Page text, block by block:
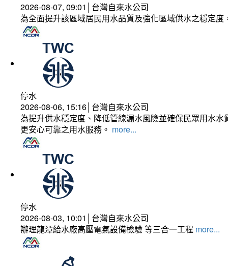
2026-08-07, 09:01│台灣自來水公司
為全面提升該區域居民用水品質及強化區域供水之穩定
停水
2026-08-06, 15:16│台灣自來水公司
為提升供水穩定度、降低管線漏水風險並確保民眾用水
更安心可靠之用水服務。 more...
停水
2026-08-03, 10:01│台灣自來水公司
辦理龍潭給水廠高壓電氣設備檢驗 等三合一工程 more...